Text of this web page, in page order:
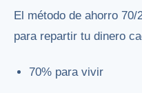
El método de ahorro
para repartir tu dinero
70% para vivir